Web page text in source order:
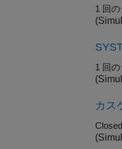
1 回
1 回
カス